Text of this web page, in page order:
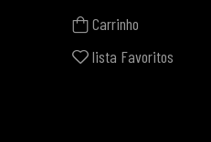
Carrinho
lista Favoritos